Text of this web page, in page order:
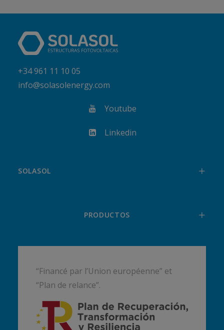
+34 961 11 10 05
info@solasolenergy.com
Youtube
Linkedin
SOLASOL
PRODUCTOS
“Financé par l’Union européenne” et
“Plan de relance”.